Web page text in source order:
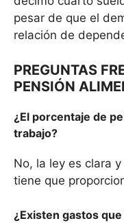
pesar de que el
relación de
PREGUNTAS
PENSIÓN
¿El porcentaje de
trabajo?
No, la ley es clara
tiene que
¿Existen gastos